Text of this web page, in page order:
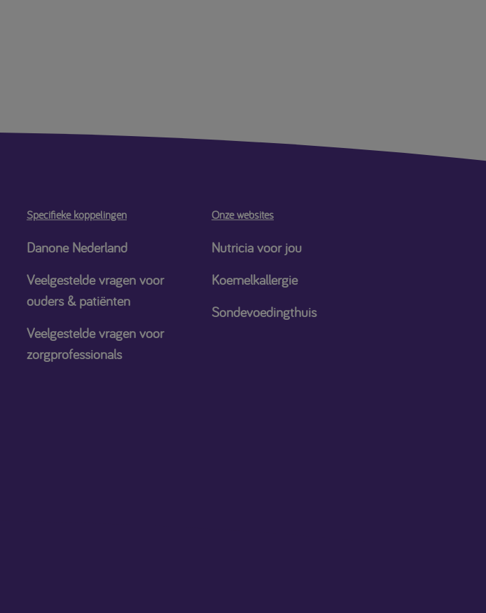
Specifieke koppelingen
Danone Nederland
Veelgestelde vragen voor
ouders & patiënten
Veelgestelde vragen voor
zorgprofessionals
Onze websites
Nutricia voor jou
Koemelkallergie
Sondevoedingthuis